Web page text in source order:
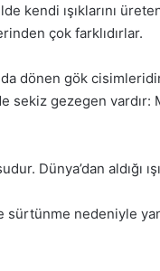
kendi ışıklarını
çok farklıdırlar.
dönen gök
sekiz gezegen
Dünya’dan aldığı
nedeniyle